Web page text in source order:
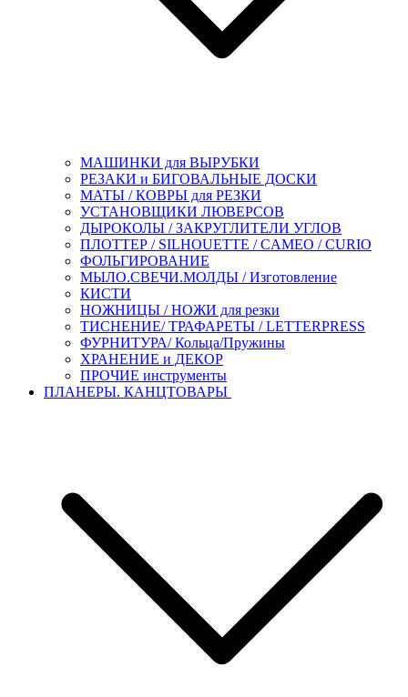
МАШИНКИ для ВЫРУБКИ
РЕЗАКИ и БИГОВАЛЬНЫЕ ДОСКИ
МАТЫ / КОВРЫ для РЕЗКИ
УСТАНОВЩИКИ ЛЮВЕРСОВ
ДЫРОКОЛЫ / ЗАКРУГЛИТЕЛИ УГЛОВ
ПЛОТТЕР / SILHOUETTE / CAMEO / CURIO
ФОЛЬГИРОВАНИЕ
МЫЛО.СВЕЧИ.МОЛДЫ / Изготовление
КИСТИ
НОЖНИЦЫ / НОЖИ для резки
ТИСНЕНИЕ/ ТРАФАРЕТЫ / LETTERPRESS
ФУРНИТУРА/ Кольца/Пружины
ХРАНЕНИЕ и ДЕКОР
ПРОЧИЕ инструменты
ПЛАНЕРЫ. КАНЦТОВАРЫ